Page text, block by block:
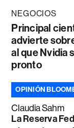
NEGOCIOS
Principal
advierte
al que Nvidia
pronto
OPINIÓN
Claudia Sahm
La Reserva